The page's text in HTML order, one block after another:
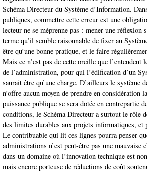
Schéma Directeur du Système d’Information.
publiques, commettre cette erreur est une
lecteur ne se méprenne pas : mener une réflexion
terme qu’il semble raisonnable de fixer au
être qu’une bonne pratique, et le faire
Mais ce n’est pas de cette oreille que l’entendent
de l’administration, pour qui l’édification d’un
saurait être qu’une charge. D’ailleurs le système
n’offre aucun moyen de prendre en considération
puissance publique se sera dotée en contrepartie
conditions, le Schéma Directeur a surtout le rôle
des limites durables aux projets informatiques, et
Le contribuable qui lit ces lignes pourra penser
administrations n’est peut-être pas une mauvaise
dans un domaine où l’innovation technique est
mais encore porteuse de réductions de coût